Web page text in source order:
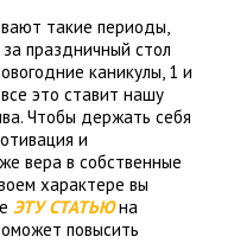
такие периоды,
праздничный стол
каникулы, 1 и
это ставит нашу
Чтобы держать себя
и
вера в собственные
характере вы
ЭТУ СТАТЬЮна
повысить